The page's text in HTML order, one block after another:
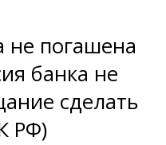
не погашена
банка не
сделать
РФ)